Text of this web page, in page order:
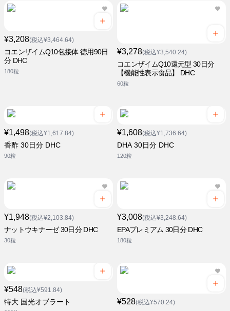
¥3,208(税込¥3,464.64)
コエンザイムQ10包接体 徳用90日
分 DHC
180粒
¥3,278(税込¥3,540.24)
コエンザイムQ10還元型 30日分
【機能性表示食品】 DHC
60粒
¥1,498(税込¥1,617.84)
香酢 30日分 DHC
90粒
¥1,608(税込¥1,736.64)
DHA 30日分 DHC
120粒
¥1,948(税込¥2,103.84)
ナットウキナーゼ 30日分 DHC
30粒
¥3,008(税込¥3,248.64)
EPAプレミアム 30日分 DHC
180粒
¥548(税込¥591.84)
特大 国光オブラート ¥528(税込¥570.24)